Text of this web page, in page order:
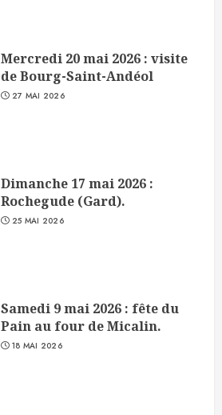
Mercredi 20 mai 2026 : visite
de Bourg-Saint-Andéol
27 MAI 2026
Dimanche 17 mai 2026 :
Rochegude (Gard).
25 MAI 2026
Samedi 9 mai 2026 : fête du
Pain au four de Micalin.
18 MAI 2026